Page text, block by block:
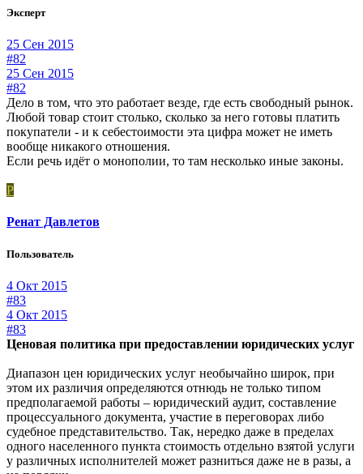
Эксперт
25 Сен 2015
#82
25 Сен 2015
#82
Дело в том, что это работает везде, где есть свободный рынок.
Любой товар стоит столько, сколько за него готовы платить
покупатели - и к себестоимости эта цифра может не иметь
вообще никакого отношения.
Если речь идёт о монополии, то там несколько иные законы.
Р
Ренат Давлетов
Пользователь
4 Окт 2015
#83
4 Окт 2015
#83
Ценовая политика при предоставлении юридических услуг
Диапазон цен юридических услуг необычайно широк, при
этом их различия определяются отнюдь не только типом
предполагаемой работы – юридический аудит, составление
процессуального документа, участие в переговорах либо
судебное представительство. Так, нередко даже в пределах
одного населенного пункта стоимость отдельно взятой услуги
у различных исполнителей может разниться даже не в разы, а